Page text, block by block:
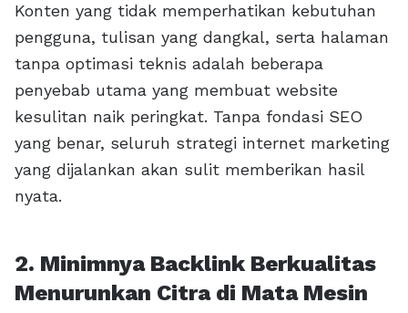
Konten yang tidak memperhatikan kebutuhan
pengguna, tulisan yang dangkal, serta halaman
tanpa optimasi teknis adalah beberapa
penyebab utama yang membuat website
kesulitan naik peringkat. Tanpa fondasi SEO
yang benar, seluruh strategi internet marketing
yang dijalankan akan sulit memberikan hasil
nyata.
2. Minimnya Backlink Berkualitas
Menurunkan Citra di Mata Mesin